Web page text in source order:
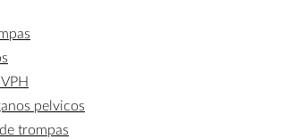
pelvicos
trompas